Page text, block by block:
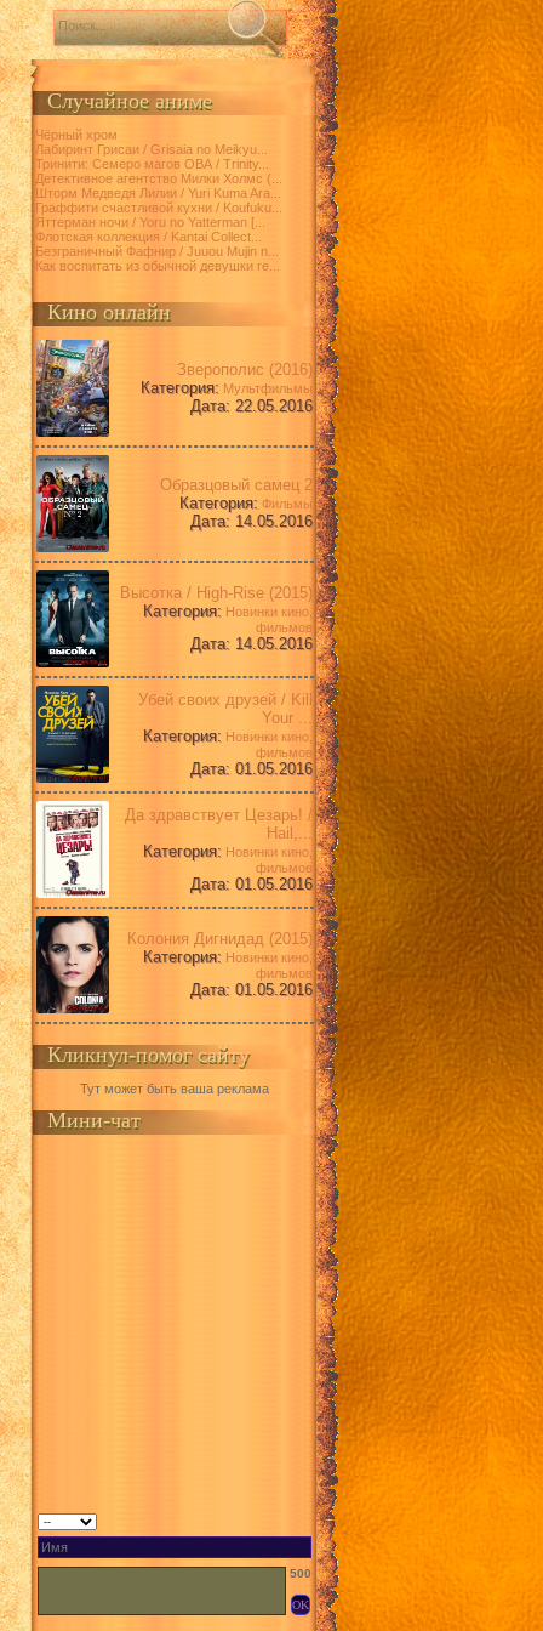
Случайное аниме
Чёрный хром
Лабиринт Грисаи / Grisaia no Meikyu...
Тринити: Семеро магов ОВА / Trinity...
Детективное агентство Милки Холмс (...
Шторм Медведя Лилии / Yuri Kuma Ara...
Граффити счастливой кухни / Koufuku...
Яттерман ночи / Yoru no Yatterman [...
Флотская коллекция / Kantai Collect...
Безграничный Фафнир / Juuou Mujin n...
Как воспитать из обычной девушки ге...
Кино онлайн
Зверополис (2016)
Категория: Мультфильмы
Дата: 22.05.2016
Образцовый самец 2
Категория: Фильмы
Дата: 14.05.2016
Высотка / High-Rise (2015)
Категория: Новинки кино,
фильмов
Дата: 14.05.2016
Убей своих друзей / Kill
Your ...
Категория: Новинки кино,
фильмов
Дата: 01.05.2016
Да здравствует Цезарь! /
Hail,...
Категория: Новинки кино,
фильмов
Дата: 01.05.2016
Колония Дигнидад (2015)
Категория: Новинки кино,
фильмов
Дата: 01.05.2016
Кликнул-помог сайту
Тут может быть ваша реклама
Мини-чат
500